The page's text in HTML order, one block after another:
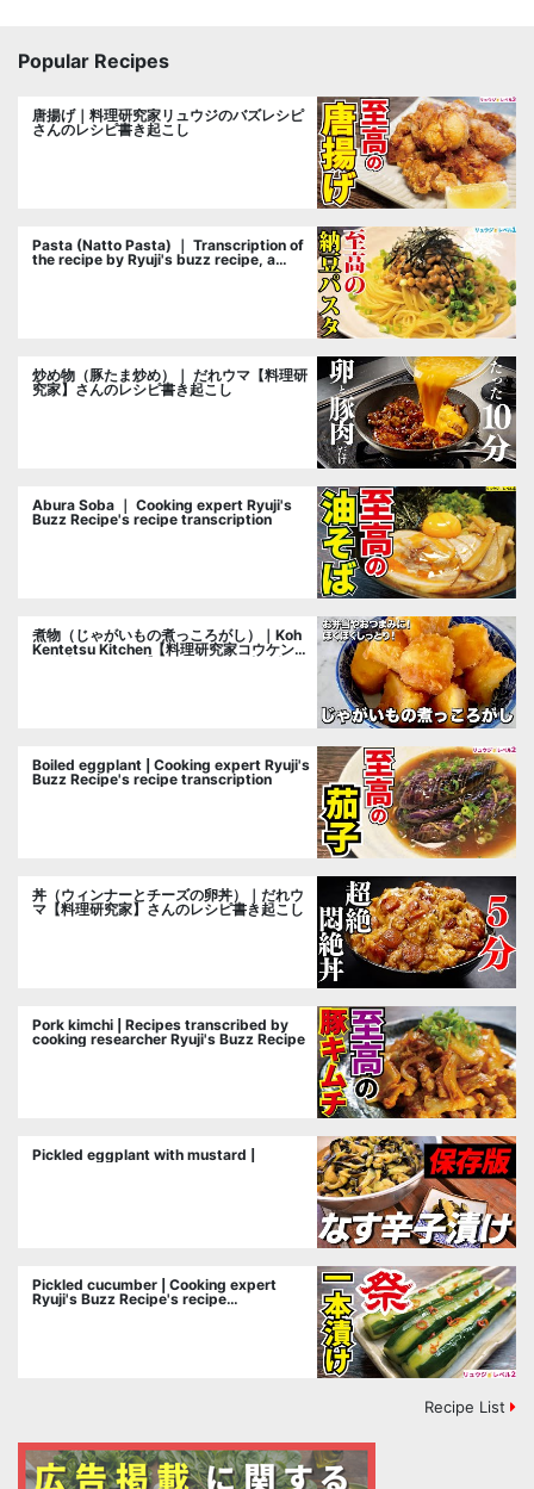
Popular Recipes
唐揚げ｜料理研究家リュウジのバズレシピ
さんのレシピ書き起こし
Pasta (Natto Pasta) ｜ Transcription of
the recipe by Ryuji's buzz recipe, a
cooking researcher
炒め物（豚たま炒め）｜ だれウマ【料理研
究家】さんのレシピ書き起こし
Abura Soba ｜ Cooking expert Ryuji's
Buzz Recipe's recipe transcription
煮物（じゃがいもの煮っころがし）｜Koh
Kentetsu Kitchen【料理研究家コウケンテ
Boiled eggplant | Cooking expert Ryuji's
Buzz Recipe's recipe transcription
丼（ウィンナーとチーズの卵丼）｜だれウ
マ【料理研究家】さんのレシピ書き起こし
Pork kimchi | Recipes transcribed by
cooking researcher Ryuji's Buzz Recipe
Pickled eggplant with mustard |
Pickled cucumber | Cooking expert
Ryuji's Buzz Recipe's recipe
Recipe List